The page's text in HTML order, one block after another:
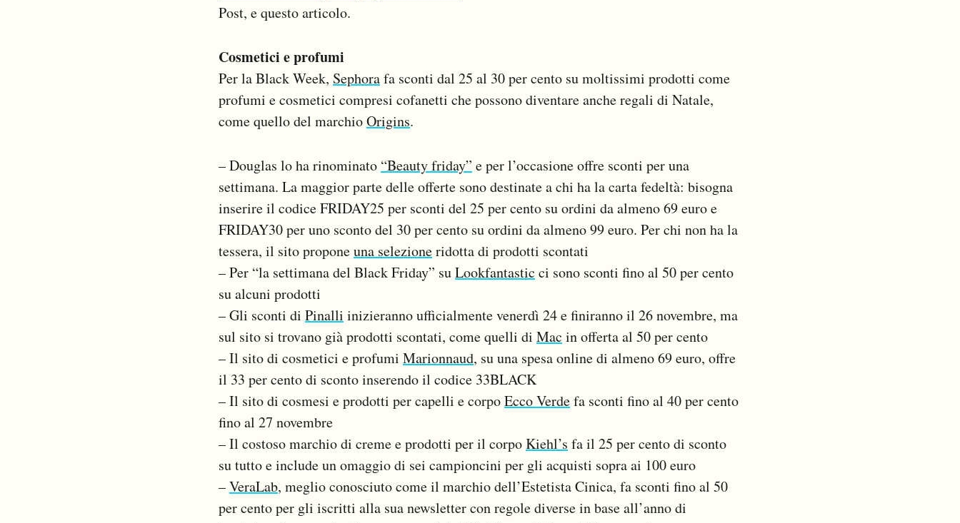
Post, e questo articolo.
Cosmetici e profumi
Per la Black Week, Sephorafa sconti dal 25 al 30 per cento su moltissimi prodotti come
profumi e cosmetici compresi cofanetti che possono diventare anche regali di Natale,
come quello del marchioOrigins.
– Douglas lo ha rinominato “Beauty friday” e per l’occasione offre sconti per una
settimana. La maggior parte delle offerte sono destinate a chi ha la carta fedeltà: bisogna
inserire il codice FRIDAY25 per sconti del 25 per cento su ordini da almeno 69 euro e
FRIDAY30 per uno sconto del 30 per cento su ordini da almeno 99 euro. Per chi non ha la
tessera, il sito proponeuna selezioneridotta di prodotti scontati
– Per “la settimana del Black Friday” suLookfantastic ci sono sconti fino al 50 per cento
su alcuni prodotti
– Gli sconti di Pinalli inizieranno ufficialmente venerdì 24 e finiranno il 26 novembre, ma
sul sito si trovano già prodotti scontati, come quelli di Mac in offerta al 50 per cento
– Il sito di cosmetici e profumi Marionnaud, su una spesa online di almeno 69 euro, offre
il 33 per cento di sconto inserendo il codice 33BLACK
– Il sito di cosmesi e prodotti per capelli e corpoEcco Verdefa sconti fino al 40 per cento
fino al 27 novembre
– Il costoso marchio di creme e prodotti per il corpoKiehl’s fa il 25 per cento di sconto
su tutto e include un omaggio di sei campioncini per gli acquisti sopra ai 100 euro
–VeraLab, meglio conosciuto come il marchio dell’Estetista Cinica, fa sconti fino al 50
per cento per gli iscritti alla sua newsletter con regole diverse in base all’anno di